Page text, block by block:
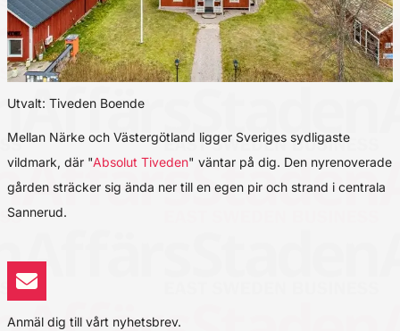
Utvalt: Tiveden Boende
Mellan Närke och Västergötland ligger Sveriges sydligaste
vildmark, där "Absolut Tiveden" väntar på dig. Den nyrenoverade
gården sträcker sig ända ner till en egen pir och strand i centrala
Sannerud.
Anmäl dig till vårt nyhetsbrev.